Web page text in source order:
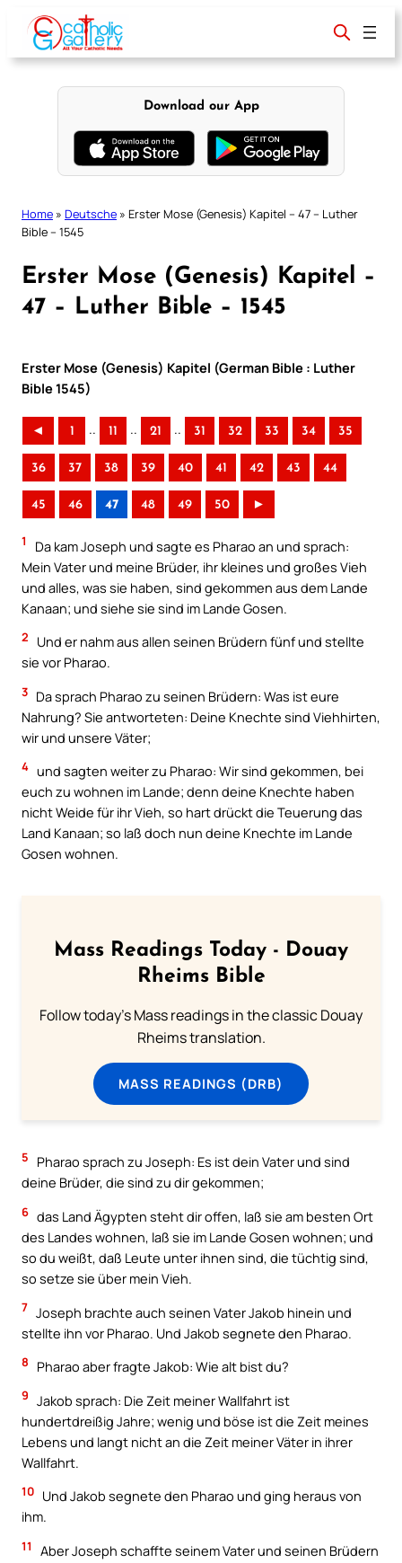
content
Download our App
Home » Deutsche » Erster Mose (Genesis) Kapitel – 47 – Luther
Bible – 1545
Erster Mose (Genesis) Kapitel –
47 – Luther Bible – 1545
Erster Mose (Genesis) Kapitel (German Bible : Luther
Bible 1545)
◄ 1 .. 11 .. 21 .. 31 32 33 34 35
36 37 38 39 40 41 42 43 44
45 46 47 48 49 50 ►
1
Da kam Joseph und sagte es Pharao an und sprach:
Mein Vater und meine Brüder, ihr kleines und großes Vieh
und alles, was sie haben, sind gekommen aus dem Lande
Kanaan; und siehe sie sind im Lande Gosen.
2
Und er nahm aus allen seinen Brüdern fünf und stellte
sie vor Pharao.
3 Da sprach Pharao zu seinen Brüdern: Was ist eure
Nahrung? Sie antworteten: Deine Knechte sind Viehhirten,
wir und unsere Väter;
4 und sagten weiter zu Pharao: Wir sind gekommen, bei
euch zu wohnen im Lande; denn deine Knechte haben
nicht Weide für ihr Vieh, so hart drückt die Teuerung das
Land Kanaan; so laß doch nun deine Knechte im Lande
Gosen wohnen.
Mass Readings Today - Douay
Rheims Bible
Follow today's Mass readings in the classic Douay
Rheims translation.
MASS READINGS (DRB)
5
Pharao sprach zu Joseph: Es ist dein Vater und sind
deine Brüder, die sind zu dir gekommen;
6 das Land Ägypten steht dir offen, laß sie am besten Ort
des Landes wohnen, laß sie im Lande Gosen wohnen; und
so du weißt, daß Leute unter ihnen sind, die tüchtig sind,
so setze sie über mein Vieh.
7 Joseph brachte auch seinen Vater Jakob hinein und
stellte ihn vor Pharao. Und Jakob segnete den Pharao.
8 Pharao aber fragte Jakob: Wie alt bist du?
9 Jakob sprach: Die Zeit meiner Wallfahrt ist
hundertdreißig Jahre; wenig und böse ist die Zeit meines
Lebens und langt nicht an die Zeit meiner Väter in ihrer
Wallfahrt.
10 Und Jakob segnete den Pharao und ging heraus von
ihm.
11
Aber Joseph schaffte seinem Vater und seinen Brüdern